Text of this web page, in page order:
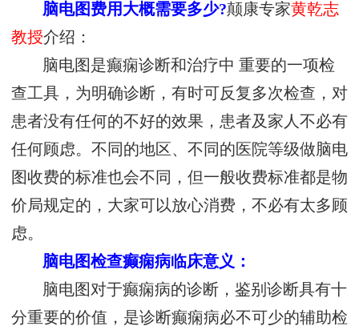
脑电图费用大概需要多少?颠康专家黄乾志
教授介绍：
脑电图是癫痫诊断和治疗中 重要的一项检
查工具，为明确诊断，有时可反复多次检查，对
患者没有任何的不好的效果，患者及家人不必有
任何顾虑。不同的地区、不同的医院等级做脑电
图收费的标准也会不同，但一般收费标准都是物
价局规定的，大家可以放心消费，不必有太多顾
虑。
脑电图检查癫痫病临床意义：
脑电图对于癫痫病的诊断，鉴别诊断具有十
分重要的价值，是诊断癫痫病必不可少的辅助检